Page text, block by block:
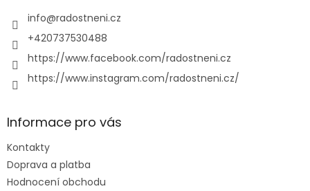
info@radostneni.cz
+420737530488
https://www.facebook.com/radostneni.cz
https://www.instagram.com/radostneni.cz/
Informace pro vás
Kontakty
Doprava a platba
Hodnocení obchodu